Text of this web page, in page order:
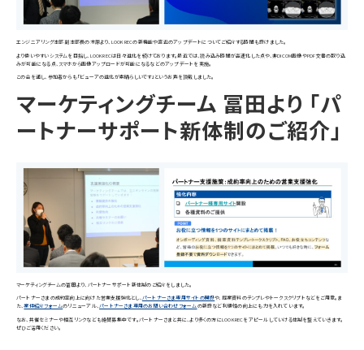
エンジニアリング本部 副本部長の木原より、LOOKRECの新機能や直近のアップデートについてご紹介する時間も設けました。
より使いやすいシステムを目指し、LOOKRECは日々進化を続けております。最近では、読み込み時間が高速化した点や、非DICOM画像やPDF文書の取り込
みが可能になる点、スマホから画像アップロードが可能になるなどのアップデートを実施。
この会を通し、参加者からも「ビューアの進化が素晴らしいです」というお声を頂戴しました。
マーケティングチーム 冨田より 「パ
ートナーサポート新体制のご紹介」
マーケティングチームの冨田より、パートナーサポート新体制のご紹介をしました。
パートナーさまの成約率向上に向けた営業支援強化とし、パートナーさま専用サイトの開設や、提案資料のテンプレやトークスクリプトなどをご用意。ま
た、案件紹介フォームのリニューアル、パートナーさま専用のお問い合わせフォームの新設など利便性の向上にも力を入れています。
なお、共催セミナーや相互リンクなども絶賛募集中です。パートナーさまと共に、より多くの方にLOOKRECをアピールしていける体制を整えていきます。
ぜひご活用ください。